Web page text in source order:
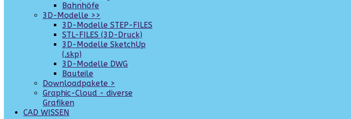
Bahnhöfe
3D-Modelle >>
3D-Modelle STEP-FILES
STL-FILES (3D-Druck)
3D-Modelle SketchUp
(.skp)
3D-Modelle DWG
Bauteile
Downloadpakete >
Graphic-Cloud - diverse
Grafiken
CAD WISSEN